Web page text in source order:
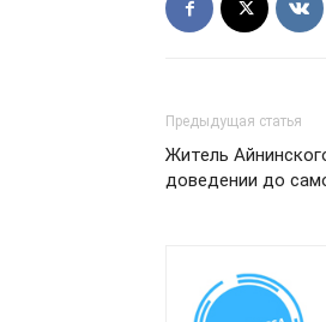
Предыдущая статья
Житель
доведении до